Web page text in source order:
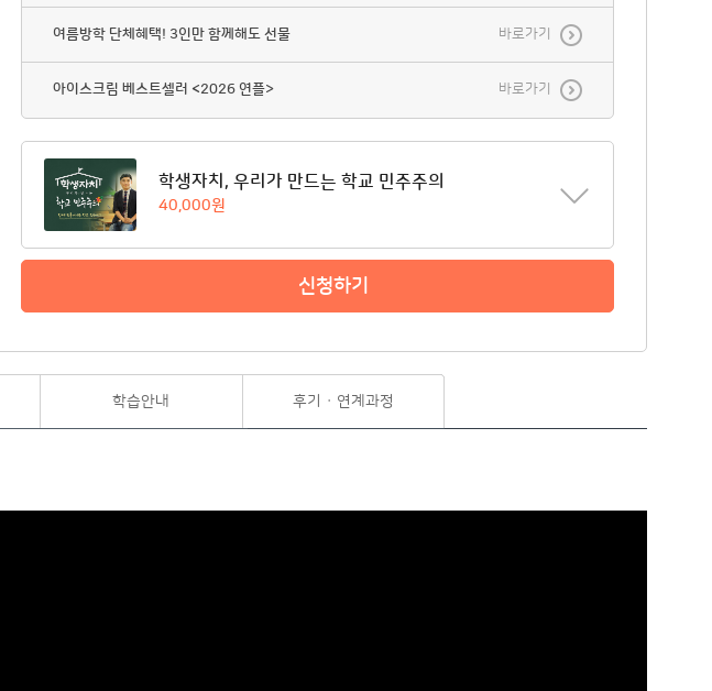
여름방학 단체혜택! 3인만 함께해도 선물 바로가기
아이스크림 베스트셀러 <2026 연플> 바로가기
학생자치, 우리가 만드는 학교 민주주의
40,000원
신청하기
학습안내 후기 · 연계과정